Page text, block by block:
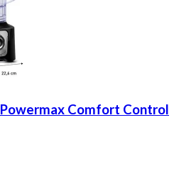
Comfort Control